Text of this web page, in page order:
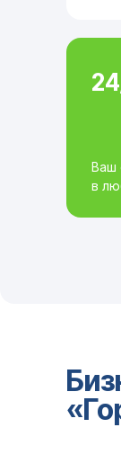
Ваш
в